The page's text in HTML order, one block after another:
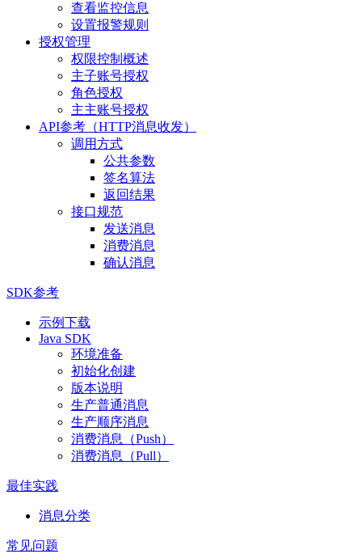
查看监控信息
设置报警规则
授权管理
权限控制概述
主子账号授权
角色授权
主主账号授权
API参考（HTTP消息收发）
调用方式
公共参数
签名算法
返回结果
接口规范
发送消息
消费消息
确认消息
SDK参考
示例下载
Java SDK
环境准备
初始化创建
版本说明
生产普通消息
生产顺序消息
消费消息（Push）
消费消息（Pull）
最佳实践
消息分类
常见问题